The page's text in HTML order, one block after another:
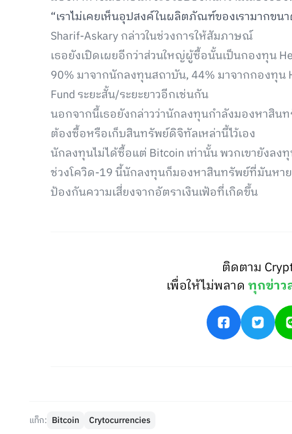
“เราไม่เคยเห็นอุปสงค์ในผลิตภัณฑ์ของเรามากขน
Sharif-Askary กล่าวในช่วงการให้สัมภาษณ์
เธอยังเปิดเผยอีกว่าส่วนใหญ่ผู้ซื้อนั้นเป็นกองทุน
90% มาจากนักลงทุนสถาบัน, 44% มาจากกองทุน
Fund ระยะสั้น/ระยะยาวอีกเช่นกัน
นอกจากนี้เธอยังกล่าวว่านักลงทุนกำลังมองหาสิน
ต้องซื้อหรือเก็บสินทรัพย์ดิจิทัลเหล่านี้ไว้เอง
นักลงทุนไม่ได้ซื้อแต่ Bitcoin เท่านั้น พวกเขายังลง
ช่วงโควิด-19 นี้นักลงทุนก็มองหาสินทรัพย์ที่มันหา
ป้องกันความเสี่ยงจากอัตราเงินเฟ้อที่เกิดขึ้น
ติดตาม
เพื่อให้ไม่พลาดทุกข่าว
แท็ก: Bitcoin Crytocurrencies